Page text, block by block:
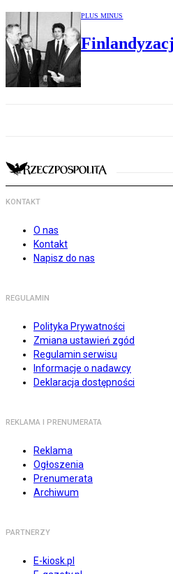
PLUS MINUS
KONTAKT
O nas
Kontakt
Napisz do nas
REGULAMIN
Polityka Prywatności
Zmiana ustawień zgód
Regulamin serwisu
Informacje o nadawcy
Deklaracja dostępności
REKLAMA I PRENUMERATA
Reklama
Ogłoszenia
Prenumerata
Archiwum
PARTNERZY
E-kiosk.pl